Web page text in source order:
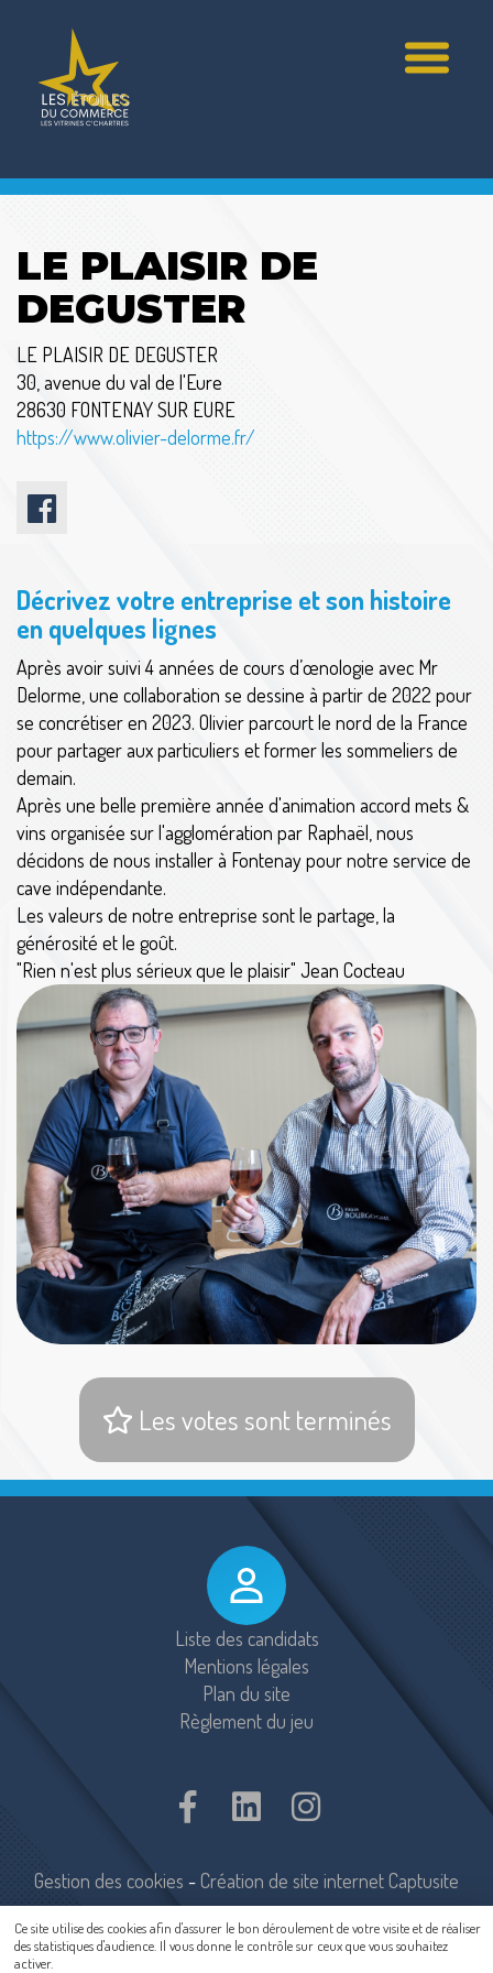
LE PLAISIR DE
DEGUSTER
LE PLAISIR DE DEGUSTER
30, avenue du val de l'Eure
28630 FONTENAY SUR EURE
https://www.olivier-delorme.fr/
Décrivez votre entreprise et son histoire
en quelques lignes
Après avoir suivi 4 années de cours d’œnologie avec Mr
Delorme, une collaboration se dessine à partir de 2022 pour
se concrétiser en 2023. Olivier parcourt le nord de la France
pour partager aux particuliers et former les sommeliers de
demain.
Après une belle première année d'animation accord mets &
vins organisée sur l'agglomération par Raphaël, nous
décidons de nous installer à Fontenay pour notre service de
cave indépendante.
Les valeurs de notre entreprise sont le partage, la
générosité et le goût.
"Rien n'est plus sérieux que le plaisir" Jean Cocteau
Les votes sont terminés
Liste des candidats
Mentions légales
Plan du site
Règlement du jeu
Gestion des cookies - Création de site internet Captusite
Ce site utilise des cookies afin d'assurer le bon déroulement de votre visite et de réaliser
des statistiques d'audience. Il vous donne le contrôle sur ceux que vous souhaitez
activer.